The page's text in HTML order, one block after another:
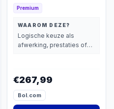
Massagestoel
Premium
WAAROM DEZE?
Logische keuze als
afwerking, prestaties of
€267,99
Bol.com